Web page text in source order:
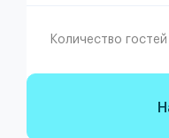
Количество гостей